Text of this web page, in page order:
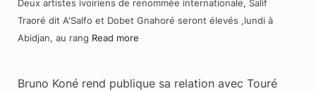
Deux artistes ivoiriens de renommée internationale, Salif
Traoré dit A'Salfo et Dobet Gnahoré seront élevés ,lundi à
Abidjan, au rang Read more
Bruno Koné rend publique sa relation avec Touré